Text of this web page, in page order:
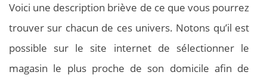
Voici une description briève de ce que vous pourrez
trouver sur chacun de ces univers. Notons qu’il est
possible sur le site internet de sélectionner le
magasin le plus proche de son domicile afin de